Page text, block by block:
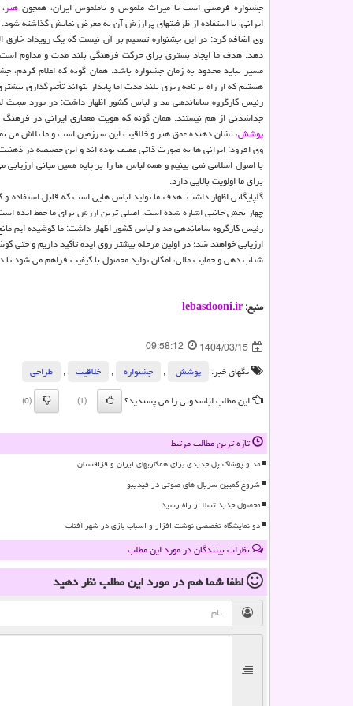
جشنواره فرصتی است تا میراث ملموس و ناملموس ایران، همچونهنر
ایرانی، با استفاده از ظرفیتهای پرارزش آن به معرض نمایش گذاشته شود.
وی اضافه کرد: در این جشنواره تصمیم بر آن نیست که یک رویداد خارق
دهد. هدف ما ایجاد بستری برای حرکت فرهنگی بلند مدت و مداوم است.
مسیر نباید محدود به زمان جشنواره باشد. همان گونه که اعلام کردم،
هستیم که از راه برنامه ریزی بلند مدت اما پایدار بتواند تأثیرگذاری
رئیس کارگروه ساماندهی مد و لباس کشور اظهار داشت: در مورد مبحث
جداشدنی از هم نیستند. همان گونه که هویت معماری ایرانی در
پوشش، نشان دهنده عمق هنر و خلاقیت این سرزمین است و ما تلاش می
وی افزود: ایرانی ها به صورت ذاتی عفیف بوده اند و این خصیصه در
با اصول اسلامی نمی بینیم و همه لباس ها را بر پایه همین مبانی
برای ما اولویت بالایی دارد.
گلپایگانی اظهار داشت: هدف ما تولید لباس هایی است که قابل
چهار بخش جانبی اشاره شده است. اصلی ترین ارزش برای ما حفظ ایده
رئیس کارگروه ساماندهی مد و لباس کشور اظهار داشت: ما کوشیده ایم
ارزیابی خواهند شد؛ در اولین مرحله بیشتر روی ایده تأکید داریم و حتی
شتاب دهی و حمایت مالی، امکان تولید محصول با کیفیت فراهم می شود
منبع:lebasdooni.ir
1404/03/15
09:58:12
تگهای خبر:
پوشش , جشنواره , خلاقیت ,
طراحی
این مطلب لباسدونی را می پسندید؟
(1)
(0)
تازه ترین مطالب مرتبط
مد و پوشاک پل جدیدی برای همکاریهای ایران و قزاقستان
شروع کمپین سریال های صوتی در فیدیبو
محصول جدید تسلا از راه رسید
دو نمایشگاه تخصصی نوشت افزار و اسباب بازی در شهر آفتاب
نظرات بینندگان در مورد این مطلب
لطفا شما همدر مورد این مطلبنظر دهید